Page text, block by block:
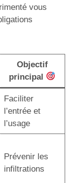
vous
Objectif
principal
Faciliter
l’entrée et
l’usage
Prévenir les
infiltrations